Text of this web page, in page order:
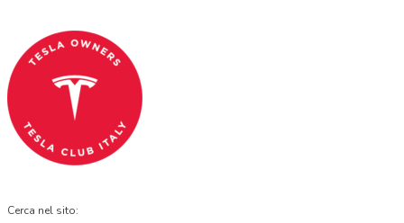
Cerca nel sito: